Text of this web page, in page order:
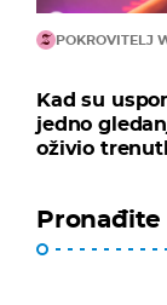
POKROVITELJ
Kad su
jedno
oživio
Pronađite